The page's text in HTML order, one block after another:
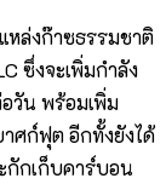
หล่งก๊าซธรรมชาติ
ซึ่งจะเพิ่มกำลัง
วัน พร้อมเพิ่ม
ศก์ฟุต อีกทั้งยังได้
กักเก็บคาร์บอน